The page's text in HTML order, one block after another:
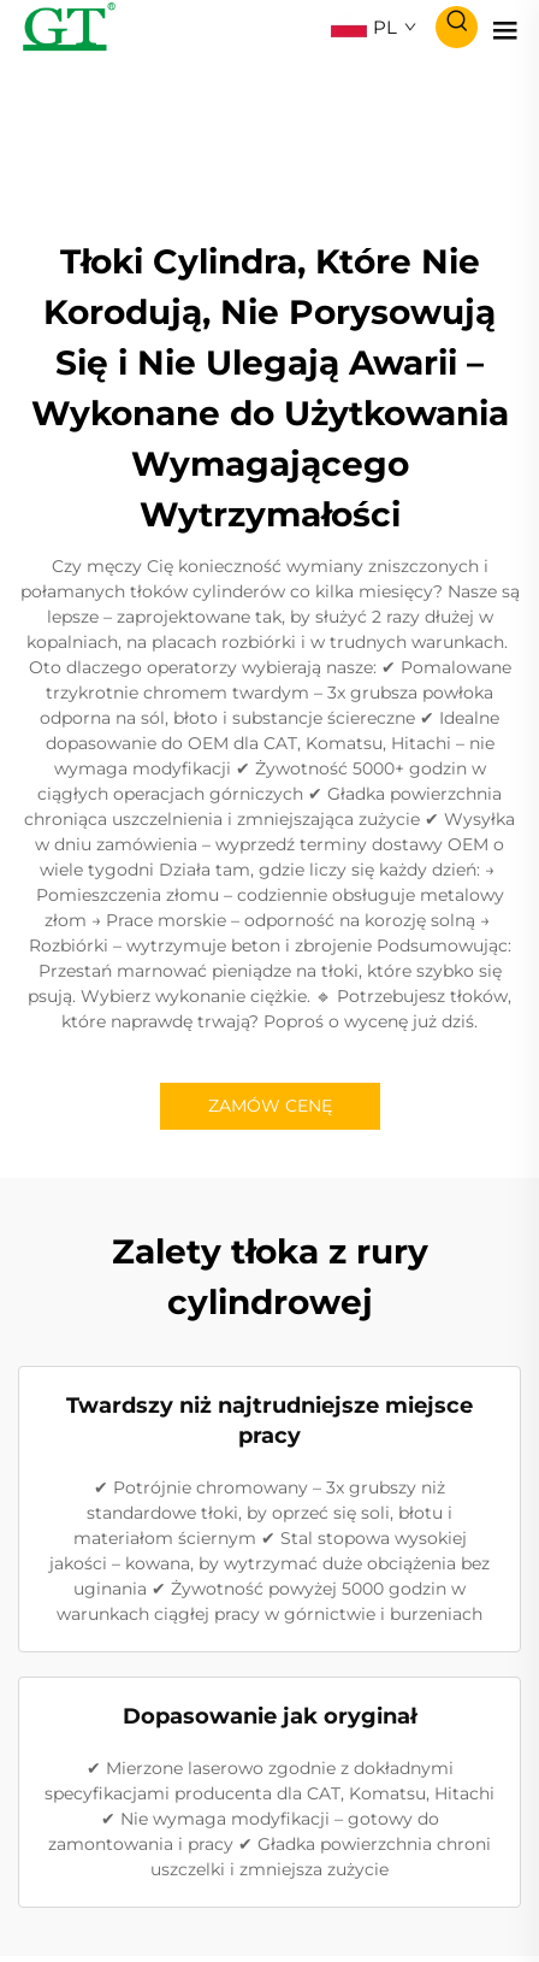
PL
Tłoki Cylindra, Które Nie
Korodują, Nie Porysowują
Się i Nie Ulegają Awarii –
Wykonane do Użytkowania
Wymagającego
Wytrzymałości
Czy męczy Cię konieczność wymiany zniszczonych i
połamanych tłoków cylinderów co kilka miesięcy? Nasze są
lepsze – zaprojektowane tak, by ​​służyć 2 razy dłużej​​ w
kopalniach, na placach rozbiórki i w trudnych warunkach. ​​
Oto dlaczego operatorzy wybierają nasze:​​ ✔ ​​Pomalowane
trzykrotnie chromem twardym​​ – 3x grubsza powłoka
odporna na sól, błoto i substancje ściereczne ✔ ​​Idealne
dopasowanie do OEM​​ dla CAT, Komatsu, Hitachi – nie
wymaga modyfikacji ✔ ​​Żywotność 5000+ godzin​​ w
ciągłych operacjach górniczych ✔ ​​Gładka powierzchnia​​
chroniąca uszczelnienia i zmniejszająca zużycie ✔ ​​Wysyłka
w dniu zamówienia​​ – wyprzedź terminy dostawy OEM o
wiele tygodni ​​Działa tam, gdzie liczy się każdy dzień:​​ → ​​
Pomieszczenia złomu​​ – codziennie obsługuje metalowy
złom → ​​Prace morskie​​ – odporność na korozję solną → ​​
Rozbiórki​​ – wytrzymuje beton i zbrojenie ​​Podsumowując:​​
Przestań marnować pieniądze na tłoki, które szybko się
psują. Wybierz ​​wykonanie ciężkie. ​​🔹 Potrzebujesz tłoków,
które naprawdę trwają? Poproś o wycenę już dziś.
ZAMÓW CENĘ
Zalety tłoka z rury
cylindrowej
Twardszy niż najtrudniejsze miejsce
pracy
✔ Potrójnie chromowany – 3x grubszy niż
standardowe tłoki, by oprzeć się soli, błotu i
materiałom ściernym ✔ Stal stopowa wysokiej
jakości – kowana, by wytrzymać duże obciążenia bez
uginania ✔ Żywotność powyżej 5000 godzin w
warunkach ciągłej pracy w górnictwie i burzeniach
Dopasowanie jak oryginał
✔ Mierzone laserowo zgodnie z dokładnymi
specyfikacjami producenta dla CAT, Komatsu, Hitachi
✔ Nie wymaga modyfikacji – gotowy do
zamontowania i pracy ✔ Gładka powierzchnia chroni
uszczelki i zmniejsza zużycie